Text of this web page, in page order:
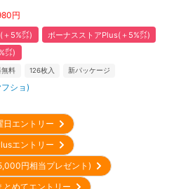
円
＋5%㌽)
ボーナスストアPlus(＋5%㌽)
㌽)
無料 126枚入 新パッケージ
ショ)
日エントリー
エントリー
円相当プレゼント)
とめてエントリー